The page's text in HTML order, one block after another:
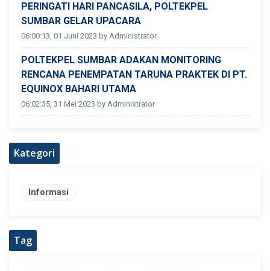
PERINGATI HARI PANCASILA, POLTEKPEL
SUMBAR GELAR UPACARA
06:00:13, 01 Juni 2023 by Administrator
POLTEKPEL SUMBAR ADAKAN MONITORING
RENCANA PENEMPATAN TARUNA PRAKTEK DI PT.
EQUINOX BAHARI UTAMA
06:02:35, 31 Mei 2023 by Administrator
Kategori
Informasi
Tag